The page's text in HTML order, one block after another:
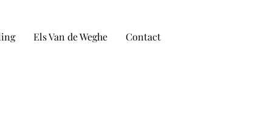
Els Van de Weghe Contact